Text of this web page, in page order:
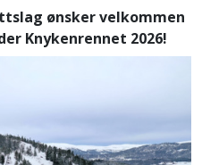
ønsker velkommen
Knykenrennet 2026!